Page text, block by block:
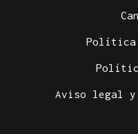
Política
Aviso legal y